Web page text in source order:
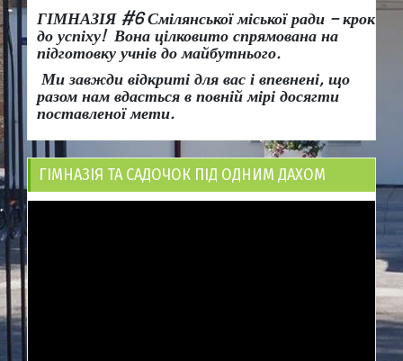
ГІМНАЗІЯ #6 Смілянської міської ради – крок
до успіху! Вона цілковито спрямована на
підготовку учнів до майбутнього.
Ми завжди відкриті для вас і впевнені, що
разом нам вдасться в повній мірі досягти
поставленої мети.
ГІМНАЗІЯ ТА САДОЧОК ПІД ОДНИМ ДАХОМ